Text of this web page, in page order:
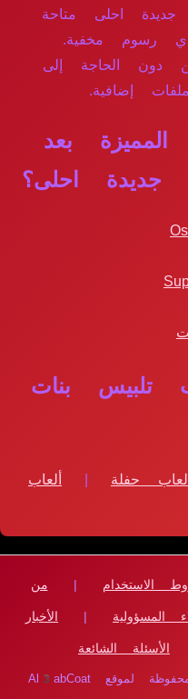
جديدة احلى متاحة
أي رسوم مخفية.
دون الحاجة إلى
إضافية.
بعد
جديدة احلى؟
تلبيس بنات
حفلة |
ألعاب
الاستخدام | من
المسؤولية | الأخبار
الأسئلة الشائعة